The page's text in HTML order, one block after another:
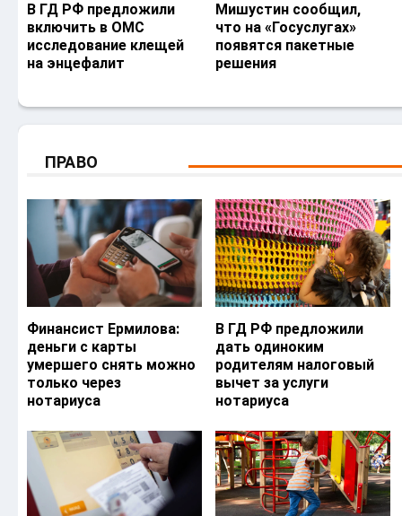
В ГД РФ предложили
включить в ОМС
исследование клещей
на энцефалит
Мишустин сообщил,
что на «Госуслугах»
появятся пакетные
решения
ПРАВО
Финансист Ермилова:
деньги с карты
умершего снять можно
только через
нотариуса
В ГД РФ предложили
дать одиноким
родителям налоговый
вычет за услуги
нотариуса